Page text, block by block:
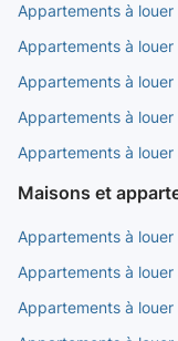
Appartements à
Appartements à
Appartements à louer
Appartements à louer
Appartements à louer
Maisons et
Appartements à louer
Appartements à louer
Appartements à